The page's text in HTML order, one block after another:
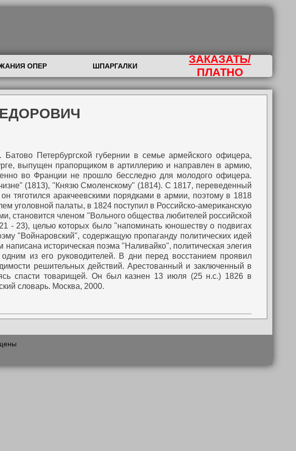
ОПЕР ШПАРГАЛКИ
ЗАКАЗАТЬ/
ПЛАТНО
Петербургской губернии в семье армейского офицера,
выпущен прапорщиком в артиллерию и направлен в армию,
во Франции не прошло бесследно для молодого офицера.
(1813), "Князю Смоленскому" (1814). С 1817, переведенный
тяготился аракчеевскими порядками в армии, поэтому в 1818
уголовной палаты, в 1824 поступил в Российско-американскую
становится членом "Вольного общества любителей российской
- 23), целью которых было "напоминать юношеству о подвигах
"Войнаровский", содержащую пропаганду политических идей
историческая поэма "Наливайко", политическая элегия
из его руководителей. В дни перед восстанием проявил
решительных действий. Арестованный и заключенный в
спасти товарищей. Он был казнен 13 июля (25 н.с.) 1826 в
словарь. Москва, 2000.